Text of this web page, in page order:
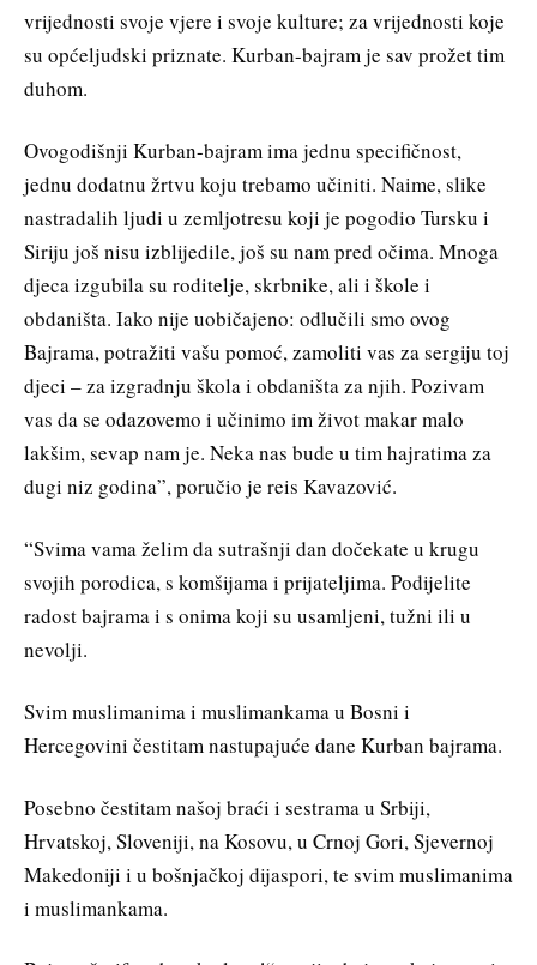
vrijednosti svoje vjere i svoje kulture; za vrijednosti koje
su općeljudski priznate. Kurban-bajram je sav prožet tim
duhom.
Ovogodišnji Kurban-bajram ima jednu specifičnost,
jednu dodatnu žrtvu koju trebamo učiniti. Naime, slike
nastradalih ljudi u zemljotresu koji je pogodio Tursku i
Siriju još nisu izblijedile, još su nam pred očima. Mnoga
djeca izgubila su roditelje, skrbnike, ali i škole i
obdaništa. Iako nije uobičajeno: odlučili smo ovog
Bajrama, potražiti vašu pomoć, zamoliti vas za sergiju toj
djeci – za izgradnju škola i obdaništa za njih. Pozivam
vas da se odazovemo i učinimo im život makar malo
lakšim, sevap nam je. Neka nas bude u tim hajratima za
dugi niz godina”, poručio je reis Kavazović.
“Svima vama želim da sutrašnji dan dočekate u krugu
svojih porodica, s komšijama i prijateljima. Podijelite
radost bajrama i s onima koji su usamljeni, tužni ili u
nevolji.
Svim muslimanima i muslimankama u Bosni i
Hercegovini čestitam nastupajuće dane Kurban bajrama.
Posebno čestitam našoj braći i sestrama u Srbiji,
Hrvatskoj, Sloveniji, na Kosovu, u Crnoj Gori, Sjevernoj
Makedoniji i u bošnjačkoj dijaspori, te svim muslimanima
i muslimankama.